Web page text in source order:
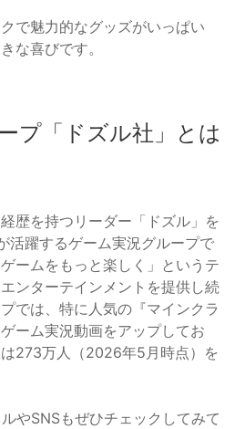
で魅力的なグッズがいっぱい
な喜びです。
プ「ドズル社」とは
歴を持つリーダー「ドズル」を
活躍するゲーム実況グループで
ームをもっと楽しく」というテ
ンターテインメントを提供し続
では、特に人気の『マインクラ
ーム実況動画をアップしてお
273万人（2026年5月時点）を
やSNSもぜひチェックしてみて